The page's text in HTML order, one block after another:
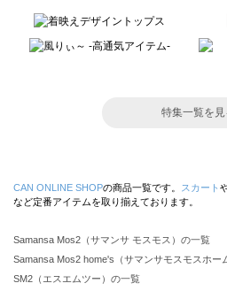
特集一覧を見
CAN ONLINE SHOPの商品一覧です。 スカート
など定番アイテムを取り揃えております。
Samansa Mos2（サマンサ モスモス）の一覧
Samansa Mos2 home's（サマンサモスモスホー
SM2（エスエムツー）の一覧